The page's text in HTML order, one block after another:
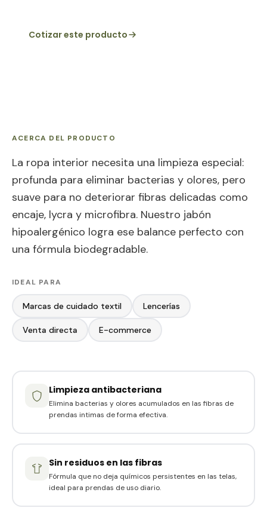
Cotizar este producto
ACERCA DEL PRODUCTO
La ropa interior necesita una limpieza especial:
profunda para eliminar bacterias y olores, pero
suave para no deteriorar fibras delicadas como
encaje, lycra y microfibra. Nuestro jabón
hipoalergénico logra ese balance perfecto con
una fórmula biodegradable.
IDEAL PARA
Marcas de cuidado textil Lencerías
Venta directa E-commerce
Limpieza antibacteriana
Elimina bacterias y olores acumulados en las fibras de
prendas intimas de forma efectiva.
Sin residuos en las fibras
Fórmula que no deja químicos persistentes en las telas,
ideal para prendas de uso diario.